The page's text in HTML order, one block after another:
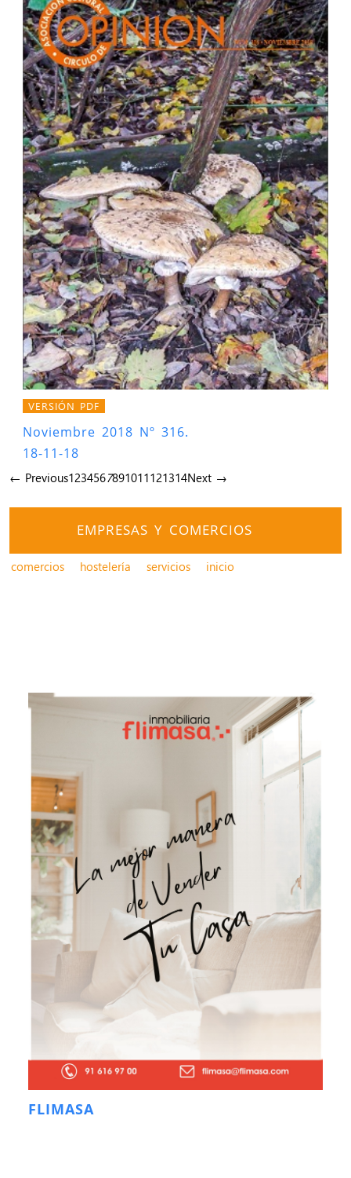
VERSIÓN PDF
Noviembre 2018 Nº 316.
18-11-18
← Previous1234567891011121314Next →
EMPRESAS Y COMERCIOS
comercios hostelería servicios inicio
FLIMASA